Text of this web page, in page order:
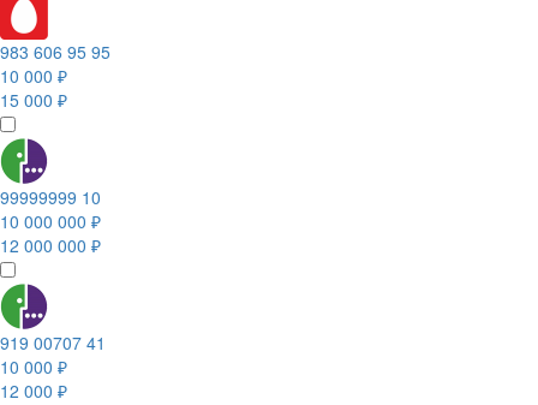
983 606 95 95
10 000 ₽
15 000 ₽
99999999 10
10 000 000 ₽
12 000 000 ₽
919 00707 41
10 000 ₽
12 000 ₽